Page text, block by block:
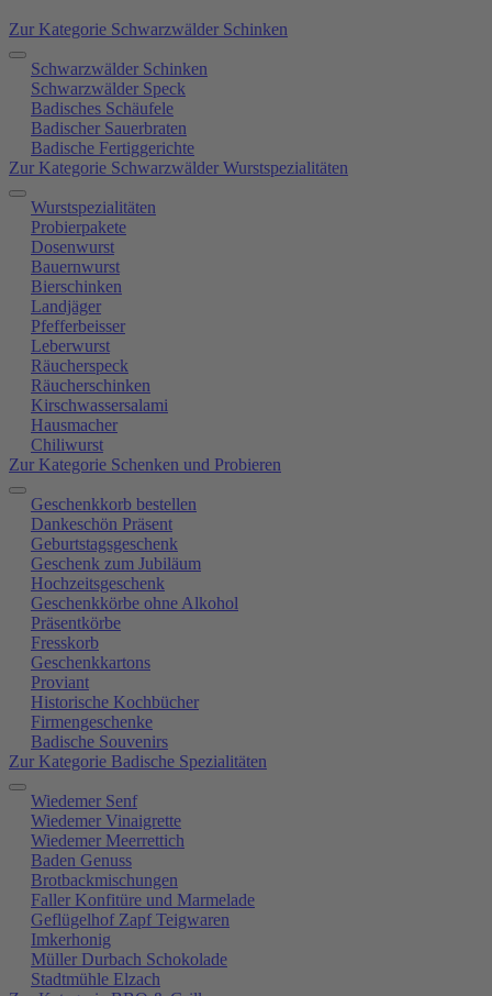
Zur Kategorie Schwarzwälder Schinken
Schwarzwälder Schinken
Schwarzwälder Speck
Badisches Schäufele
Badischer Sauerbraten
Badische Fertiggerichte
Zur Kategorie Schwarzwälder Wurstspezialitäten
Wurstspezialitäten
Probierpakete
Dosenwurst
Bauernwurst
Bierschinken
Landjäger
Pfefferbeisser
Leberwurst
Räucherspeck
Räucherschinken
Kirschwassersalami
Hausmacher
Chiliwurst
Zur Kategorie Schenken und Probieren
Geschenkkorb bestellen
Dankeschön Präsent
Geburtstagsgeschenk
Geschenk zum Jubiläum
Hochzeitsgeschenk
Geschenkkörbe ohne Alkohol
Präsentkörbe
Fresskorb
Geschenkkartons
Proviant
Historische Kochbücher
Firmengeschenke
Badische Souvenirs
Zur Kategorie Badische Spezialitäten
Wiedemer Senf
Wiedemer Vinaigrette
Wiedemer Meerrettich
Baden Genuss
Brotbackmischungen
Faller Konfitüre und Marmelade
Geflügelhof Zapf Teigwaren
Imkerhonig
Müller Durbach Schokolade
Stadtmühle Elzach